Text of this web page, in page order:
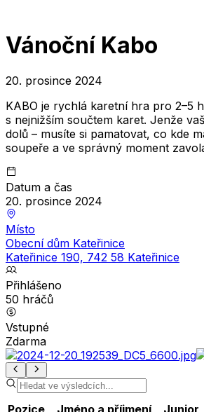
Vánoční Kabo
20. prosince 2024
KABO je rychlá karetní hra pro 2–5
s nejnižším součtem karet. Jenže
dolů – musíte si pamatovat, co kde
soupeře a ve správný moment
Datum a čas
20. prosince 2024
Místo
Obecní dům Kateřinice
Kateřinice 190, 742 58 Kateřinice
Přihlášeno
50 hráčů
Vstupné
Zdarma